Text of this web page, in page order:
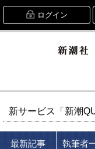
ログイン
新サービス「新潮
最新記事 執筆者